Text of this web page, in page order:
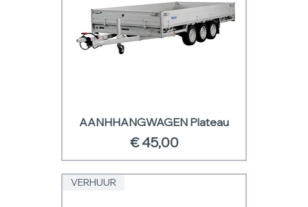
AANHHANGWAGEN Plateau
Prijs
€ 45,00
VERHUUR